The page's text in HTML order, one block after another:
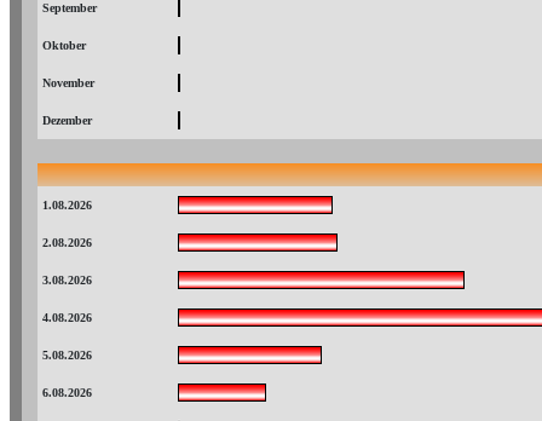
September
Oktober
November
Dezember
1.08.2026
2.08.2026
3.08.2026
4.08.2026
5.08.2026
6.08.2026